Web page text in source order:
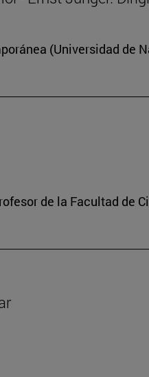
(Universidad de
de la Facultad de